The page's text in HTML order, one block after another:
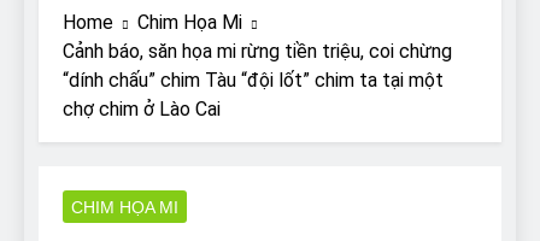
Why Do Bulldogs Snore?
And How to Minimize It!
7 Năm Ago
Are Bulldogs Lazy? Not as
much as you think and here’s
why!
Home
Chim Họa Mi
Cảnh báo, săn họa mi rừng tiền triệu, coi chừng
“dính chấu” chim Tàu “đội lốt” chim ta tại một
chợ chim ở Lào Cai
CHIM HỌA MI